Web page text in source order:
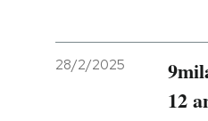
28/2/2025
12